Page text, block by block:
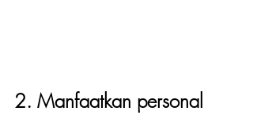
2. Manfaatkan personal